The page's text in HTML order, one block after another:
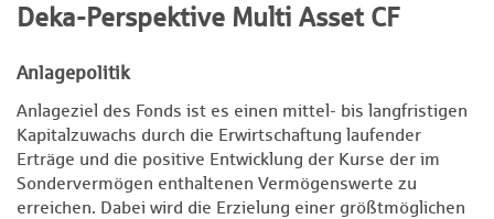
Deka-Perspektive Multi Asset CF
Anlagepolitik
Anlageziel des Fonds ist es einen mittel- bis langfristigen
Kapitalzuwachs durch die Erwirtschaftung laufender
Erträge und die positive Entwicklung der Kurse der im
Sondervermögen enthaltenen Vermögenswerte zu
erreichen. Dabei wird die Erzielung einer größtmöglichen